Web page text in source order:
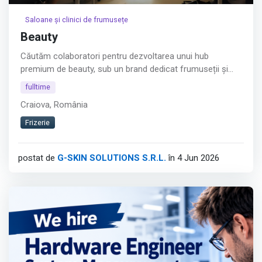
Saloane și clinici de frumusețe
Beauty
Căutăm colaboratori pentru dezvoltarea unui hub
premium de beauty, sub un brand dedicat frumuseții și
esteticii!
modern, elegant și profesionist, destinat specialiștilor
care își doresc să crească și să se dezvolte alături de un
Afișează tot
fulltime
Craiova, România
Frizerie
postat de G-SKIN SOLUTIONS S.R.L. în 4 Jun 2026